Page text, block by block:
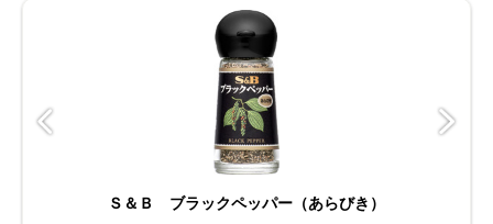
Ｓ＆Ｂ ブラックペッパー（あらびき）